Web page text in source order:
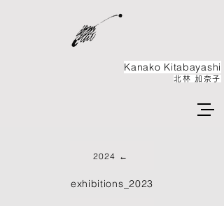
Kanako ​Kitabayashi
北林 加奈子
2024 ←
exhibitions_2023